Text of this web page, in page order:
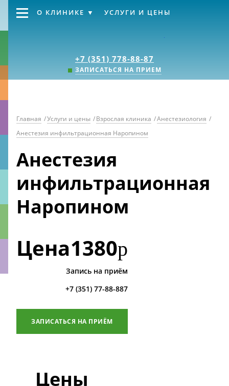
+7 (351) 778-88-87
ЗАПИСАТЬСЯ НА ПРИЕМ
О КЛИНИКЕ УСЛУГИ И ЦЕНЫ
Главная /Услуги и цены /Взрослая клиника /Анестезиология /
Анестезия инфильтрационная Наропином
Анестезия
инфильтрационная
Наропином
Цена1380р
Запись на приём
+7 (351) 77-88-887
ЗАПИСАТЬСЯ НА ПРИЁМ
Цены